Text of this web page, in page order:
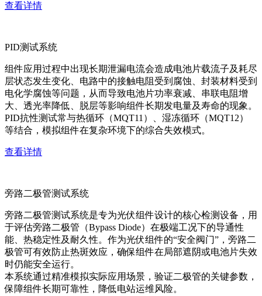
查看详情
PID测试系统
组件应用过程中出现长期泄漏电流会造成电池片载流子及耗尽
层状态发生变化、电路中的接触电阻受到腐蚀、封装材料受到
电化学腐蚀等问题，从而导致电池片功率衰减、串联电阻增
大、透光率降低、脱层等影响组件长期发电量及寿命的现象。
PID抗性测试常与热循环（MQT11）、湿冻循环（MQT12）
等结合，模拟组件在复杂环境下的综合失效模式。
查看详情
旁路二极管测试系统
旁路二极管测试系统是专为光伏组件设计的核心检测设备，用
于评估旁路二极管（Bypass Diode）在极端工况下的导通性
能、热稳定性及耐久性。作为光伏组件的“安全阀门”，旁路二
极管可有效防止热斑效应，确保组件在局部遮阴或电池片失效
时仍能安全运行。
本系统通过精准模拟实际应用场景，验证二极管的关键参数，
保障组件长期可靠性，降低电站运维风险。